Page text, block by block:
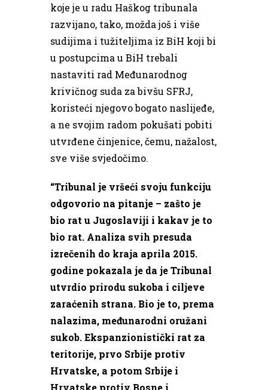
koje je u radu Haškog tribunala
razvijano, tako, možda još i više
sudijima i tužiteljima iz BiH koji bi
u postupcima u BiH trebali
nastaviti rad Međunarodnog
krivičnog suda za bivšu SFRJ,
koristeći njegovo bogato naslijeđe,
a ne svojim radom pokušati pobiti
utvrđene činjenice, čemu, nažalost,
sve više svjedočimo.
“Tribunal je vršeći svoju funkciju
odgovorio na pitanje – zašto je
bio rat u Jugoslaviji i kakav je to
bio rat. Analiza svih presuda
izrečenih do kraja aprila 2015.
godine pokazala je da je Tribunal
utvrdio prirodu sukoba i ciljeve
zaraćenih strana. Bio je to, prema
nalazima, međunarodni oružani
sukob. Ekspanzionistički rat za
teritorije, prvo Srbije protiv
Hrvatske, a potom Srbije i
Hrvatske protiv Bosne i